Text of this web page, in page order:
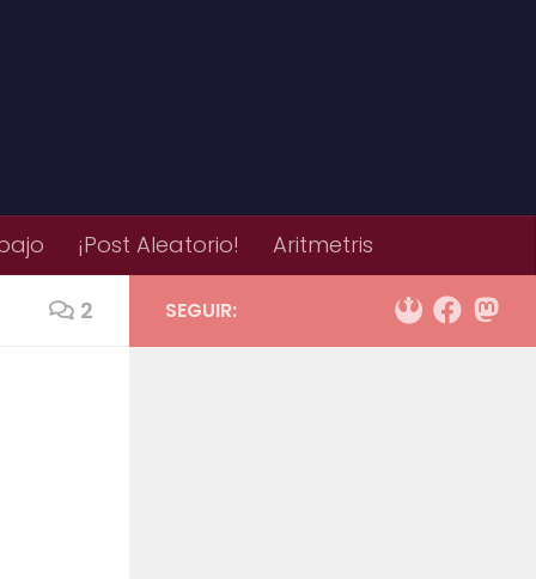
¡Post Aleatorio! Aritmetris
2 SEGUIR: